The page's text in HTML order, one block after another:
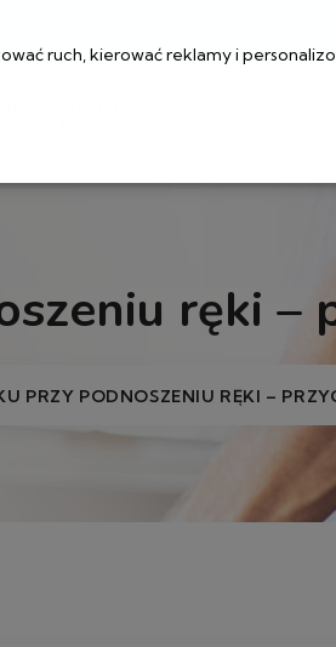
ręki –
PRZY PODNOSZENIU RĘKI –
ruch, kierować reklamy i